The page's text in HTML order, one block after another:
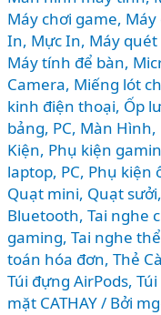
Máy chơi game,
In, Mực In, Máy
Máy tính để bàn,
Camera, Miếng lót
kinh điện thoại, Ốp
bảng, PC, Màn Hình,
Kiện, Phụ kiện
laptop, PC, Phụ kiện
Quạt mini, Quạt sưởi,
Bluetooth, Tai nghe
gaming, Tai nghe
toán hóa đơn, Thẻ
Túi đựng AirPods,
mặt CATHAY/ Bởi